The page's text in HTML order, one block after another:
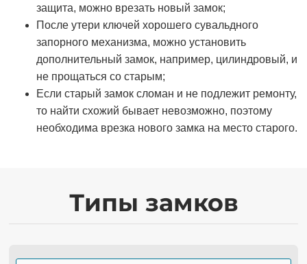
защита, можно врезать новый замок;
После утери ключей хорошего сувальдного
запорного механизма, можно установить
дополнительный замок, например, цилиндровый, и
не прощаться со старым;
Если старый замок сломан и не подлежит ремонту,
то найти схожий бывает невозможно, поэтому
необходима врезка нового замка на место старого.
Типы замков